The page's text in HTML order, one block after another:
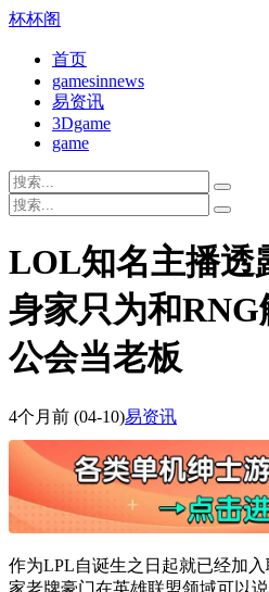
杯杯阁
首页
gamesinnews
易资讯
3Dgame
game
LOL知名主播透
身家只为和
公会当老板
4个月前 (04-10)易资讯
作为LPL自诞生之日起就已经加